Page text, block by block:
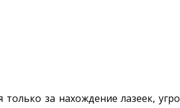
за нахождение лазеек,